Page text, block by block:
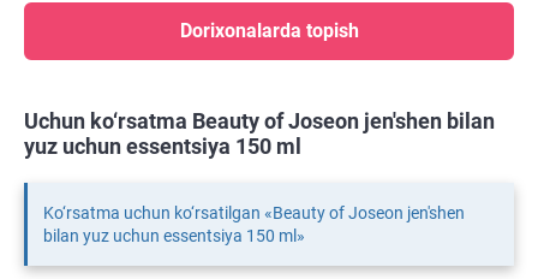
Dorixonalarda topish
Uchun ko‘rsatma Beauty of Joseon jen'shen bilan
yuz uchun essentsiya 150 ml
Ko‘rsatma uchun ko‘rsatilgan «Beauty of Joseon jen'shen
bilan yuz uchun essentsiya 150 ml»